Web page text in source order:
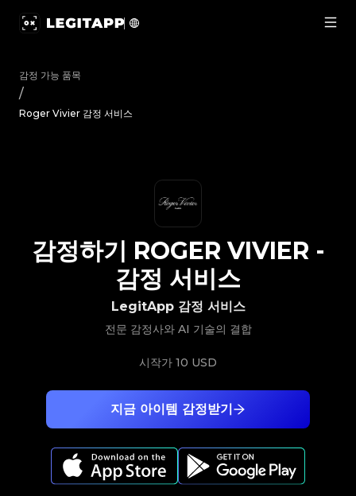
감정 가능 품목
/
Roger Vivier 감정 서비스
지금 아이템 감정받기
LegitApp 감정 서비스
전문 감정사와 AI 기술의 결합
시작가 10 USD
감정하기 ROGER VIVIER-
감정 서비스